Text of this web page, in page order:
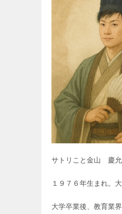
サトリこと金山 慶允
１９７６年生まれ。大
大学卒業後、教育業